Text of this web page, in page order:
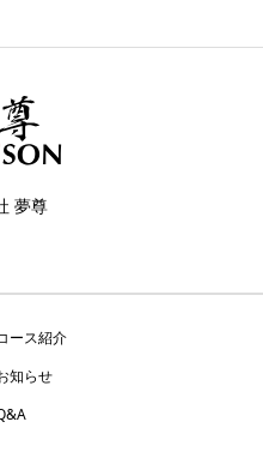
夢尊
ース紹介
知らせ